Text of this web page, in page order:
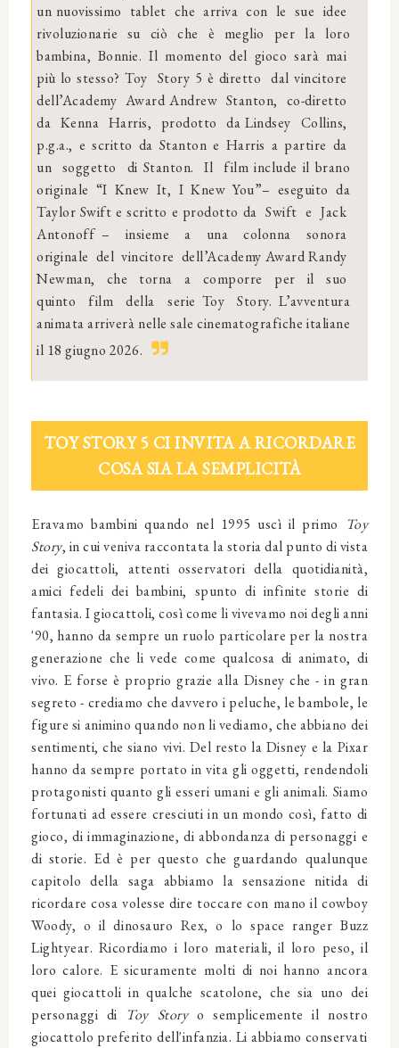
un nuovissimo tablet che arriva con le sue idee
rivoluzionarie su ciò che è meglio per la loro
bambina, Bonnie. Il momento del gioco sarà mai
più lo stesso? Toy Story 5 è diretto dal vincitore
dell’Academy Award Andrew Stanton, co-diretto
da Kenna Harris, prodotto da Lindsey Collins,
p.g.a., e scritto da Stanton e Harris a partire da
un soggetto di Stanton. Il film include il brano
originale “I Knew It, I Knew You”– eseguito da
Taylor Swift e scritto e prodotto da Swift e Jack
Antonoff – insieme a una colonna sonora
originale del vincitore dell’Academy Award Randy
Newman, che torna a comporre per il suo
quinto film della serie Toy Story. L’avventura
animata arriverà nelle sale cinematografiche italiane
il 18 giugno 2026.
TOY STORY 5 CI INVITA A RICORDARE
COSA SIA LA SEMPLICITÀ
Eravamo bambini quando nel 1995 uscì il primo Toy
Story, in cui veniva raccontata la storia dal punto di vista
dei giocattoli, attenti osservatori della quotidianità,
amici fedeli dei bambini, spunto di infinite storie di
fantasia. I giocattoli, così come li vivevamo noi degli anni
'90, hanno da sempre un ruolo particolare per la nostra
generazione che li vede come qualcosa di animato, di
vivo. E forse è proprio grazie alla Disney che - in gran
segreto - crediamo che davvero i peluche, le bambole, le
figure si animino quando non li vediamo, che abbiano dei
sentimenti, che siano vivi. Del resto la Disney e la Pixar
hanno da sempre portato in vita gli oggetti, rendendoli
protagonisti quanto gli esseri umani e gli animali. Siamo
fortunati ad essere cresciuti in un mondo così, fatto di
gioco, di immaginazione, di abbondanza di personaggi e
di storie. Ed è per questo che guardando qualunque
capitolo della saga abbiamo la sensazione nitida di
ricordare cosa volesse dire toccare con mano il cowboy
Woody, o il dinosauro Rex, o lo space ranger Buzz
Lightyear. Ricordiamo i loro materiali, il loro peso, il
loro calore. E sicuramente molti di noi hanno ancora
quei giocattoli in qualche scatolone, che sia uno dei
personaggi di Toy Storyo semplicemente il nostro
giocattolo preferito dell'infanzia. Li abbiamo conservati